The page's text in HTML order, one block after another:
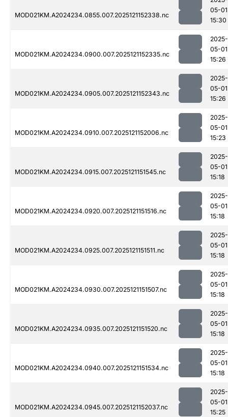
MOD021KM.A2024234.0855.007.2025121152338.nc
05-01
15:30
MOD021KM.A2024234.0900.007.2025121152335.nc
2025-
05-01
15:26
MOD021KM.A2024234.0905.007.2025121152343.nc
2025-
05-01
15:26
MOD021KM.A2024234.0910.007.2025121152006.nc
2025-
05-01
15:23
MOD021KM.A2024234.0915.007.2025121151545.nc
2025-
05-01
15:18
MOD021KM.A2024234.0920.007.2025121151516.nc
2025-
05-01
15:18
MOD021KM.A2024234.0925.007.2025121151511.nc
2025-
05-01
15:18
MOD021KM.A2024234.0930.007.2025121151507.nc
2025-
05-01
15:18
MOD021KM.A2024234.0935.007.2025121151520.nc
2025-
05-01
15:18
MOD021KM.A2024234.0940.007.2025121151534.nc
2025-
05-01
15:18
MOD021KM.A2024234.0945.007.2025121152037.nc
2025-
05-01
15:25